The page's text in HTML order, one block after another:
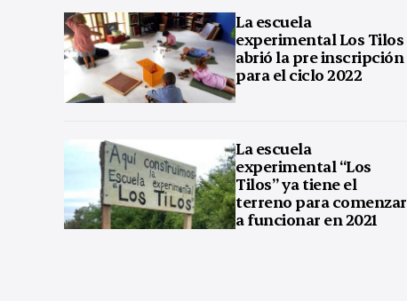
La escuela
experimental Los Tilos
abrió la pre inscripción
para el ciclo 2022
La escuela
experimental “Los
Tilos” ya tiene el
terreno para comenzar
a funcionar en 2021